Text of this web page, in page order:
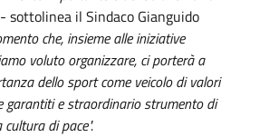
- sottolinea il Sindaco Gianguido
che, insieme alle iniziative
voluto organizzare, ci porterà a
dello sport come veicolo di valori
garantiti e straordinario strumento di
di pace".